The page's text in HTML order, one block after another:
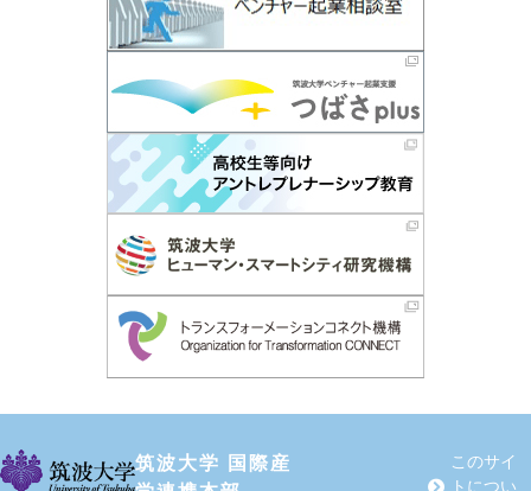
筑波大学 国際産
このサイ
トについ